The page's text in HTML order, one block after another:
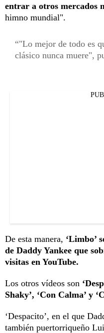
entrar a otros mercados
himno mundial".
"Lo mejor de todo es
clásico nunca muere",
De esta manera, ‘Limbo’
de Daddy Yankee que
visitas en YouTube.
Los otros vídeos son
Shaky’, ‘Con Calma’ y
‘Despacito’, en el que
también puertorriqueño